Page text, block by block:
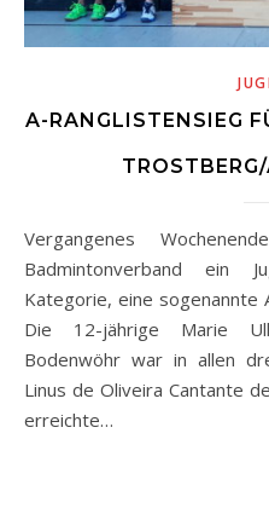
A-RANGLISTENSIEG
Vergangenes Wochenende richtete der Deutsche
Badmintonverband ein
Kategorie, eine sogenannte
Die 12-jährige Marie
Bodenwöhr war in allen
Linus de Oliveira Cantante
erreichte…